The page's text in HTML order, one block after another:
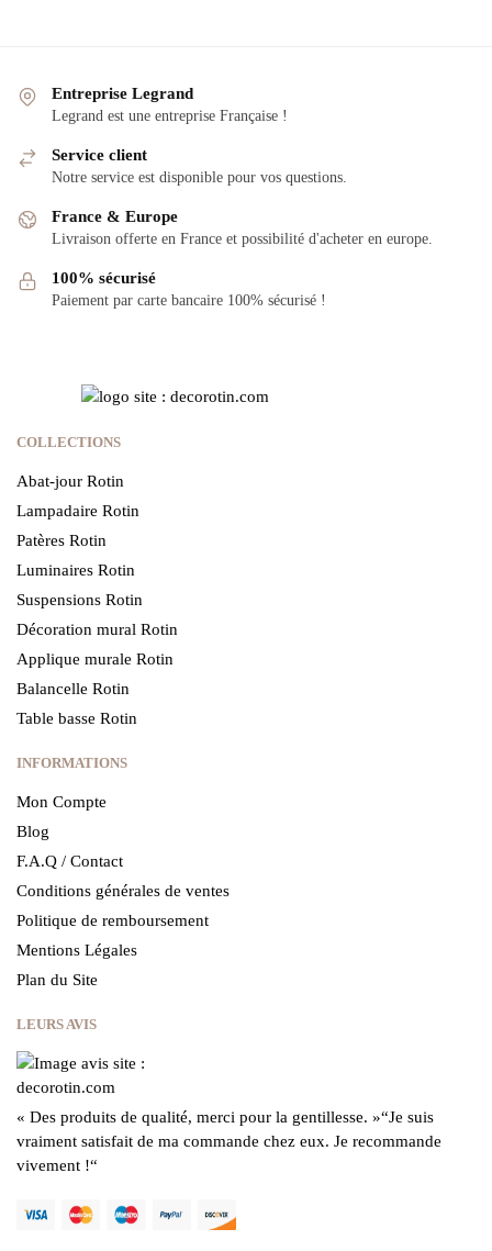
Entreprise Legrand
Legrand est une entreprise Française !
Service client
Notre service est disponible pour vos questions.
France & Europe
Livraison offerte en France et possibilité d'acheter en europe.
100% sécurisé
Paiement par carte bancaire 100% sécurisé !
COLLECTIONS
Abat-jour Rotin
Lampadaire Rotin
Patères Rotin
Luminaires Rotin
Suspensions Rotin
Décoration mural Rotin
Applique murale Rotin
Balancelle Rotin
Table basse Rotin
INFORMATIONS
Mon Compte
Blog
F.A.Q / Contact
Conditions générales de ventes
Politique de remboursement
Mentions Légales
Plan du Site
LEURS AVIS
« Des produits de qualité, merci pour la gentillesse. »“Je suis
vraiment satisfait de ma commande chez eux. Je recommande
vivement !“